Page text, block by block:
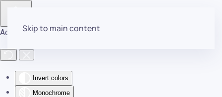
Accessibility Tools
Invert colors
Monochrome
Skip to main content